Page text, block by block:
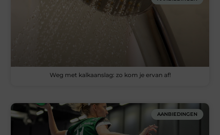
Weg met kalkaanslag: zo kom je ervan af!
AANBIEDINGEN